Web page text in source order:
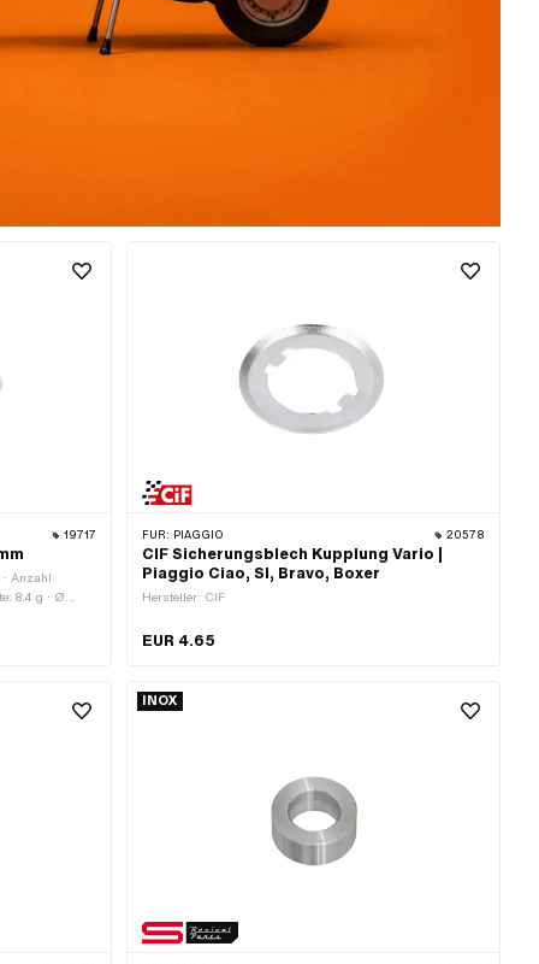
19717
Anzahl
8.4 g · Ø
FÜR: PIAGGIO 20578
CIF Sicherungsblech Kupplung Vario |
Piaggio Ciao, SI, Bravo, Boxer
Hersteller: CIF
EUR 4.65
INOX